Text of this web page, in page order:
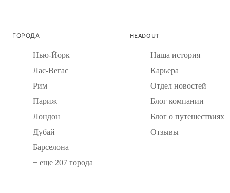
ГОРОДА
Нью-Йорк
Лас-Вегас
Рим
Париж
Лондон
Дубай
Барселона
+ еще 207 города
HEADOUT
Наша история
Карьера
Отдел новостей
Блог компании
Блог о путешествиях
Отзывы